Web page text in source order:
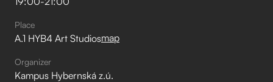
Place
A.1 HYB4 Art Studiosmap
Organizer
Kampus Hybernská z.ú.